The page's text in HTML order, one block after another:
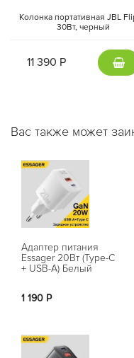
Колонка портативная JBL
30Вт, черный
11 390 Р
Вас также может
Адаптер питания
Essager 20Вт (Type-C
+ USB-A) Белый
1 190 Р